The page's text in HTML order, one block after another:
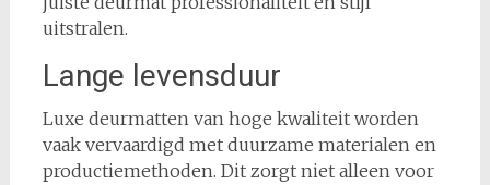
uitstralen.
Lange levensduur
Luxe deurmatten van hoge kwaliteit worden
vaak vervaardigd met duurzame materialen en
productiemethoden. Dit zorgt niet alleen voor